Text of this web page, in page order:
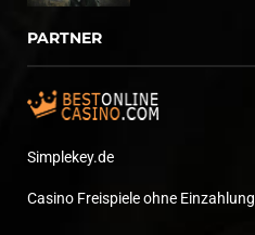
PARTNER
Simplekey.de
Casino Freispiele ohne Einzahlung